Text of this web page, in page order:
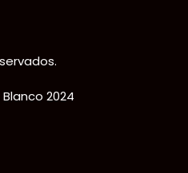
2024